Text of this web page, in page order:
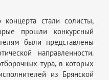
концерта стали солисты,
прошли конкурсный
были представлены
направленности.
тура, в которых
из Брянской